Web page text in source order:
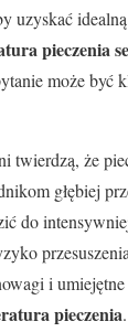
uzyskać
pieczenia
może być
twierdzą, że
głębiej
do
i
pieczenia.